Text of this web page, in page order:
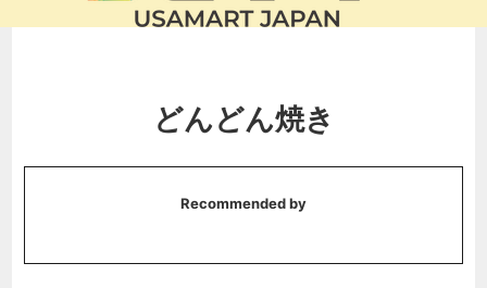
どんどん焼き
Recommended by